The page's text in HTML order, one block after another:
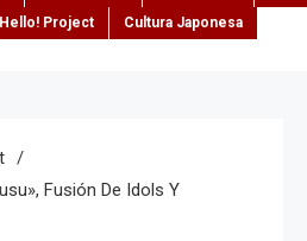
Hello! Project
Cultura Japonesa
Fusión De Idols Y